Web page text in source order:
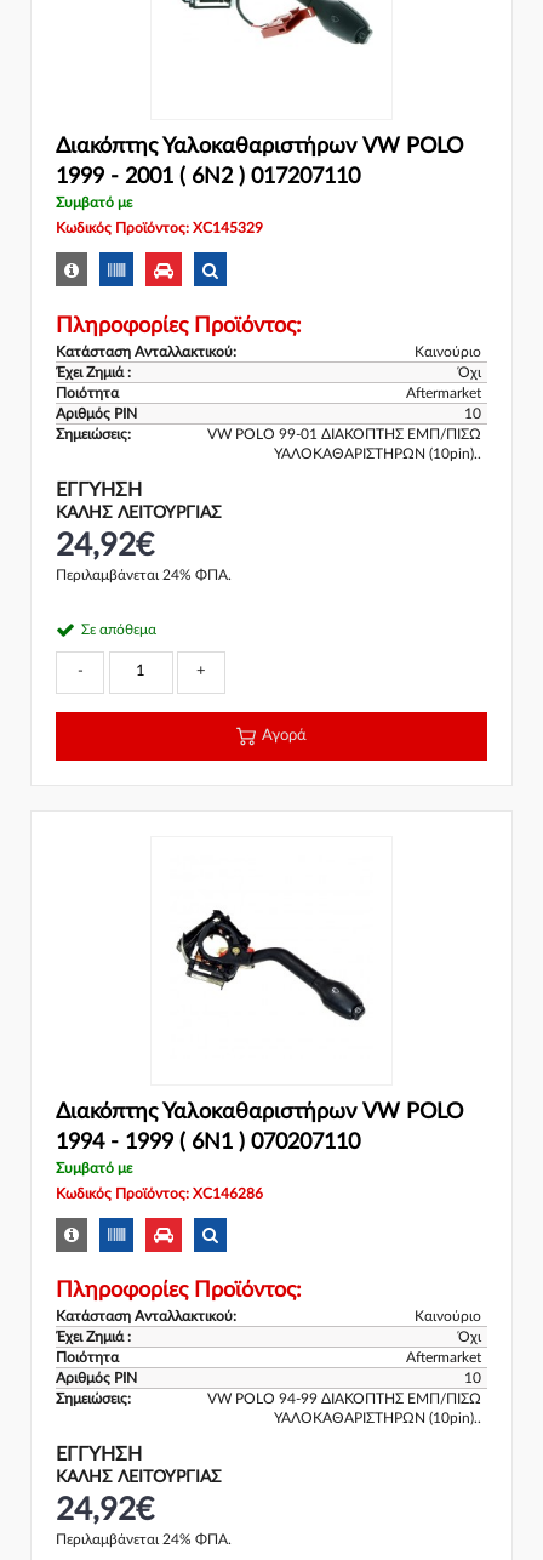
Διακόπτης Υαλοκαθαριστήρων VW POLO
1999 - 2001 ( 6N2 ) 017207110
Συμβατό με
Κωδικός Προϊόντος: XC145329
Πληροφορίες Προϊόντος:
Κατάσταση Ανταλλακτικού:
Καινούριο
Έχει Ζημιά :
Όχι
Ποιότητα
Aftermarket
Αριθμός PIN
10
Σημειώσεις:
VW POLO 99-01 ΔΙΑΚΟΠΤΗΣ ΕΜΠ/ΠΙΣΩ
ΥΑΛΟΚΑΘΑΡΙΣΤΗΡΩΝ (10pin)..
ΕΓΓΎΗΣΗ
ΚΑΛΗΣ ΛΕΙΤΟΥΡΓΙΑΣ
24,92€
Περιλαμβάνεται 24% ΦΠΑ.
Σε απόθεμα
- +
Αγορά
Διακόπτης Υαλοκαθαριστήρων VW POLO
1994 - 1999 ( 6N1 ) 070207110
Συμβατό με
Κωδικός Προϊόντος: XC146286
Πληροφορίες Προϊόντος:
Κατάσταση Ανταλλακτικού:
Καινούριο
Έχει Ζημιά :
Όχι
Ποιότητα
Aftermarket
Αριθμός PIN
10
Σημειώσεις:
VW POLO 94-99 ΔΙΑΚΟΠΤΗΣ ΕΜΠ/ΠΙΣΩ
ΥΑΛΟΚΑΘΑΡΙΣΤΗΡΩΝ (10pin)..
ΕΓΓΎΗΣΗ
ΚΑΛΗΣ ΛΕΙΤΟΥΡΓΙΑΣ
24,92€
Περιλαμβάνεται 24% ΦΠΑ.